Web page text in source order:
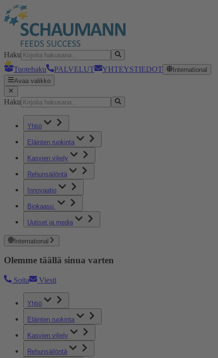
Haku
Tuotehaku
PALVELUT YHTEYSTIEDOT
International
Avaa valikko
Haku
Yhtiö
Eläinten ruokinta
Kasvien viljely
Rehunsäilöntä
Innovaatio
Biokaasu
Uutiset ja media
International
Olemme täällä sinua varten
Soita Viesti
Yhtiö
Eläinten ruokinta
Kasvien viljely
Rehunsäilöntä